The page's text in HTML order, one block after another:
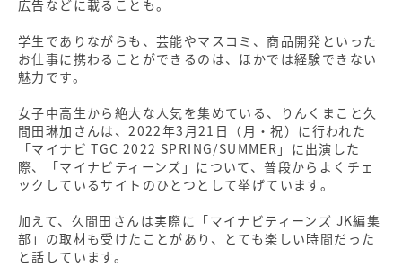
広告などに載ることも。
学生でありながらも、芸能やマスコミ、商品開発といった
お仕事に携わることができるのは、ほかでは経験できない
魅力です。
女子中高生から絶大な人気を集めている、りんくまこと久
間田琳加さんは、2022年3月21日（月・祝）に行われた
「マイナビ TGC 2022 SPRING/SUMMER」に出演した
際、「マイナビティーンズ」について、普段からよくチェ
ックしているサイトのひとつとして挙げています。
加えて、久間田さんは実際に「マイナビティーンズ JK編集
部」の取材も受けたことがあり、とても楽しい時間だった
と話しています。